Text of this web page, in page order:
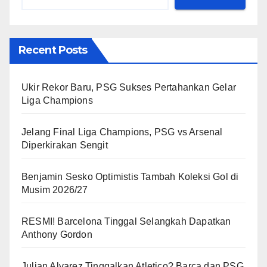
Recent Posts
Ukir Rekor Baru, PSG Sukses Pertahankan Gelar
Liga Champions
Jelang Final Liga Champions, PSG vs Arsenal
Diperkirakan Sengit
Benjamin Sesko Optimistis Tambah Koleksi Gol di
Musim 2026/27
RESMI! Barcelona Tinggal Selangkah Dapatkan
Anthony Gordon